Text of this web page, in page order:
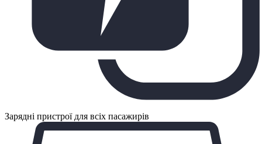
Зарядні пристрої для всіх пасажирів